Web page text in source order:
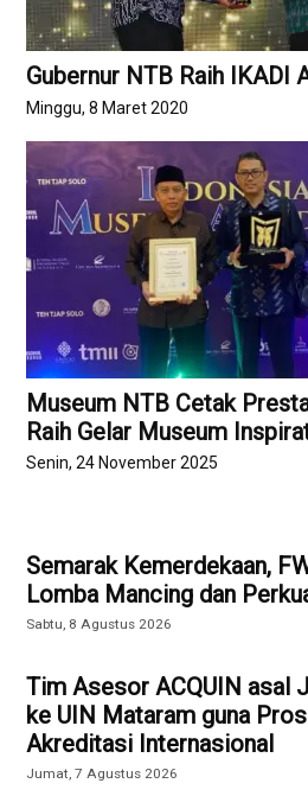
Gubernur NTB Raih IKADI
Minggu, 8 Maret 2020
Museum NTB Cetak
Raih Gelar Museum
Senin, 24 November 2025
Semarak Kemerdekaan,
Lomba Mancing dan
Sabtu, 8 Agustus 2026
Tim Asesor ACQUIN asal
ke UIN Mataram guna
Akreditasi Internasional
Jumat, 7 Agustus 2026